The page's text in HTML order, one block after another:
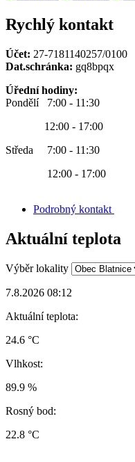
Rychlý kontakt
Účet: 27-7181140257/0100
Dat.schránka: gq8bpqx
Úřední hodiny:
Pondělí 7:00 - 11:30
12:00 - 17:00
Středa 7:00 - 11:30
12:00 - 17:00
Podrobný kontakt
Aktuální teplota
Výběr lokality
7.8.2026 08:12
Aktuální teplota:
24.6 °C
Vlhkost:
89.9 %
Rosný bod:
22.8 °C